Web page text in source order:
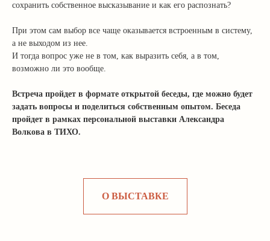
сохранить собственное высказывание и как его распознать?
При этом сам выбор все чаще оказывается встроенным в систему,
а не выходом из нее.
И тогда вопрос уже не в том, как выразить себя, а в том,
возможно ли это вообще.
Встреча пройдет в формате открытой беседы, где можно будет
задать вопросы и поделиться собственным опытом. Беседа
пройдет в рамках персональной выставки Александра
Волкова в ТИХО.
О ВЫСТАВКЕ